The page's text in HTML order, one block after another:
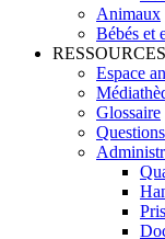
Animaux
Bébés et
RESSOURCES
Espace
Glossaire